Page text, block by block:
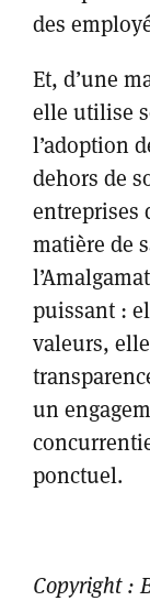
des
Et, d’une
elle utilise
l’adoption
dehors de
entreprises
matière de
puissant :
valeurs,
un
ponctuel.
Copyright :